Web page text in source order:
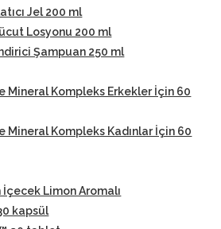
Jel 200 ml
Losyonu 200 ml
Şampuan 250 ml
Mineral Kompleks Erkekler İçin 60
Mineral Kompleks Kadınlar İçin 60
Limon Aromalı
kapsül